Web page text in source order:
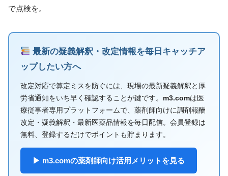
で点検を。
最新の疑義解釈・改定情報を毎日キャッチア
ップしたい方へ
改定対応で算定ミスを防ぐには、現場の最新疑義解釈と厚
労省通知をいち早く確認することが鍵です。 m3.comは医
療従事者専用プラットフォームで、薬剤師向けに調剤報酬
改定・疑義解釈・最新医薬品情報を毎日配信。会員登録は
無料、登録するだけでポイントも貯まります。
▶ m3.comの薬剤師向け活用メリットを見る